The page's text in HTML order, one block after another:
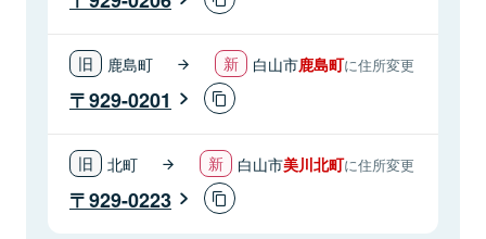
鹿島町 白山市鹿島町に住所変更
929-0201
北町 白山市美川北町に住所変更
929-0223